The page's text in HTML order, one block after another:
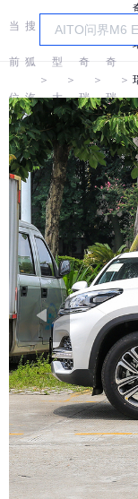
当
前
位
置:
搜
狐
汽
车
＞
车
型
大
全
＞
奇
瑞
＞
奇
瑞
＞
8